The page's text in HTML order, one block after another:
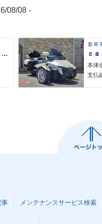
08/08 -
Ｎｉｎｊａ ＺＸ−４Ｒ ＳＥ
ＢＲ
本体
支払
事 メンテナンスサービス検索